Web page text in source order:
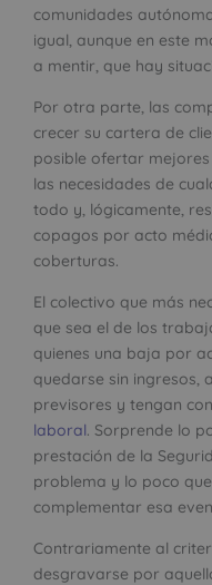
comunidades
igual, aunque en este
a mentir, que hay
Por otra parte, las
crecer su cartera de
posible ofertar
las necesidades de
todo y, lógicamente,
copagos por acto
coberturas.
El colectivo que más
que sea el de los
quienes una baja por
quedarse sin ingresos,
previsores y tengan
laboral. Sorprende lo
prestación de la
problema y lo poco
complementar esa
Contrariamente al
desgravarse por